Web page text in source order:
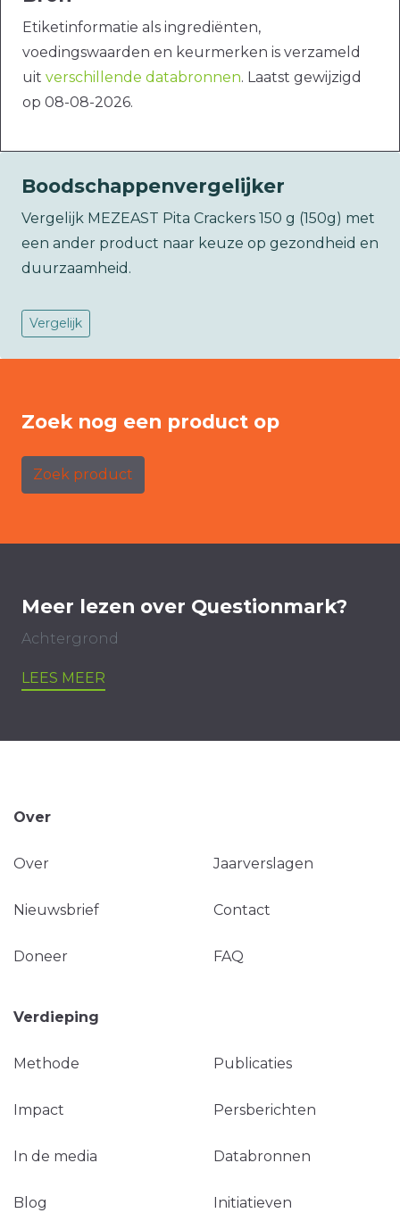
Etiketinformatie als ingrediënten,
voedingswaarden en keurmerken is verzameld
uit verschillende databronnen. Laatst gewijzigd
op 08-08-2026.
Boodschappenvergelijker
Vergelijk MEZEAST Pita Crackers 150 g (150g) met
een ander product naar keuze op gezondheid en
duurzaamheid.
Vergelijk
Zoek nog een product op
Zoek product
Meer lezen over Questionmark?
Achtergrond
LEES MEER
Over
Over Jaarverslagen
Nieuwsbrief Contact
Doneer FAQ
Verdieping
Methode Publicaties
Impact Persberichten
In de media Databronnen
Blog Initiatieven